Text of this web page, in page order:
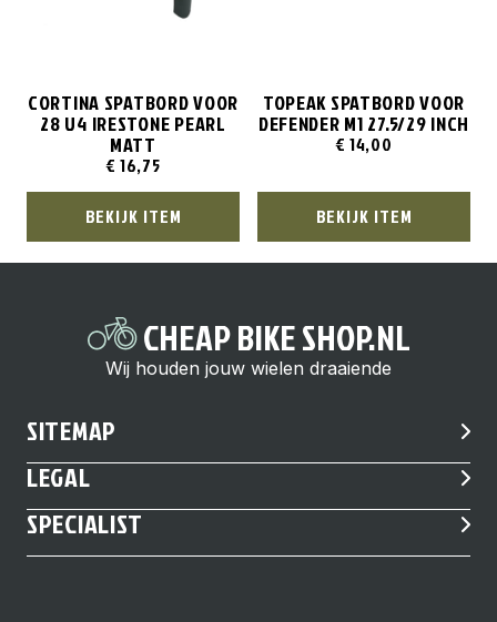
CORTINA SPATBORD VOOR
28 U4 IRESTONE PEARL
MATT
€ 16,75
BEKIJK ITEM
TOPEAK SPATBORD VOOR
DEFENDER M1 27.5/29 INCH
€ 14,00
BEKIJK ITEM
CHEAP BIKE SHOP.NL
Wij houden jouw wielen draaiende
SITEMAP
LEGAL
SPECIALIST